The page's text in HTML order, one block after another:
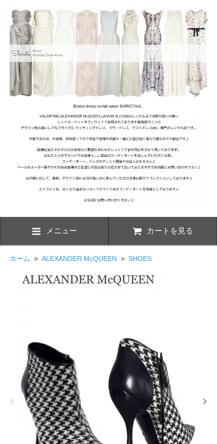
メニュー カートを見る
ホーム > ALEXANDER McQUEEN > SHOES